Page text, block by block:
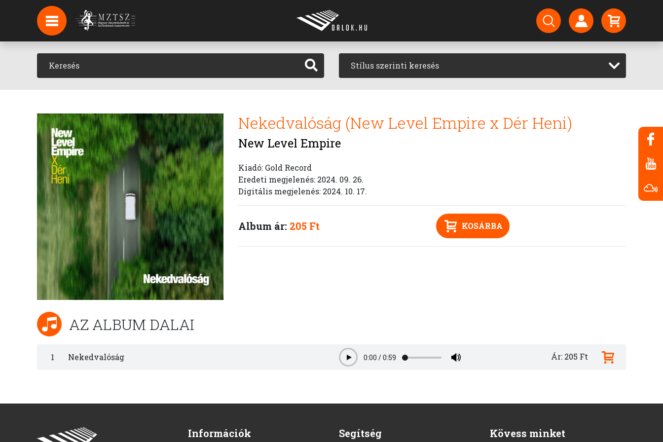
HÍREK
HÍRLEVÉL FELIRATKOZÁS
PODCAST Stílus szerinti keresés
Nekedvalóság (New Level Empire x Dér Heni)
New Level Empire
Kiadó: Gold Record
Eredeti megjelenés: 2024. 09. 26.
Digitális megjelenés: 2024. 10. 17.
Album ár: 205 Ft KOSÁRBA
AZ ALBUM DALAI
1 Nekedvalóság Play0:00 /0:59 Ár: 205 Ft
Információk Segítség Kövess minket